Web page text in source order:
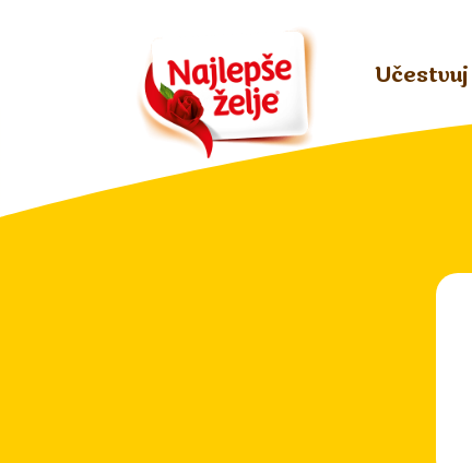
Učestvuj